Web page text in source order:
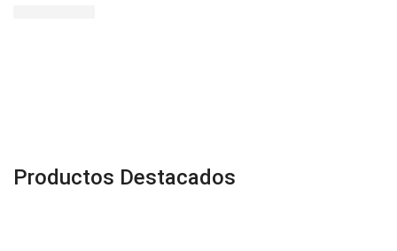
Productos Destacados